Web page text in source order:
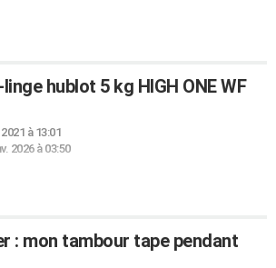
hublot 5 kg HIGH ONE WF
à 13:01
2026 à 03:50
: mon tambour tape pendant